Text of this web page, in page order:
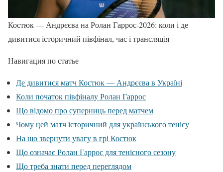
Костюк — Андрєєва на Ролан Гаррос-2026: коли і де
дивитися історичний півфінал, час і трансляція
Навигация по статье
Де дивитися матч Костюк — Андрєєва в Україні
Коли початок півфіналу Ролан Гаррос
Що відомо про суперниць перед матчем
Чому цей матч історичний для українського тенісу
На що звернути увагу в грі Костюк
Що означає Ролан Гаррос для тенісного сезону
Що треба знати перед переглядом